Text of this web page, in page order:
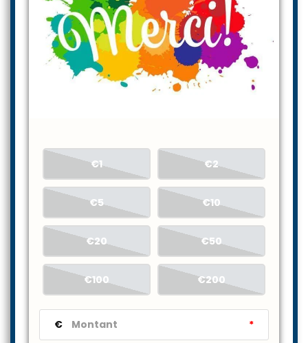
€1 €2
€5 €10
€20 €50
€100 €200
€ *